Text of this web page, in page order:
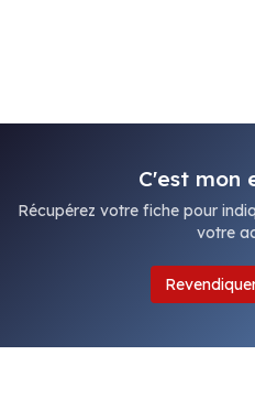
C'est mon
Récupérez votre fiche pour
votre